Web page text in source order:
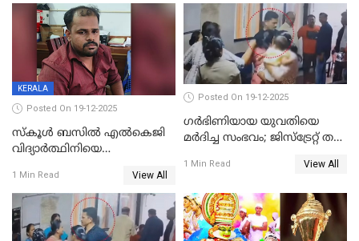
സഹോദരിപുത്രന് ജീവപര്യന്തം
റിപ്പോർട്ട്
KERALA
Posted On 19-12-2025
സ്കൂൾ ബസിൽ എൽകെജി
വിദ്യാര്‍ത്ഥിനിയെ
ക്ലീനര്‍ പിടിയിൽ
1 Min Read View All
Posted On 19-12-2025
ഗര്‍ഭിണിയായ യുവതിയെ
മര്‍ദിച്ച സംഭവം; ജിസ്‌ട്രേറ്റ് തല
യുവതി
1 Min Read View All